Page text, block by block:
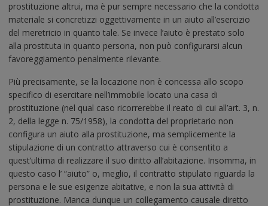
prostituzione altrui, ma è pur sempre necessario che la condotta
materiale si concretizzi oggettivamente in un aiuto all’esercizio
del meretricio in quanto tale. Se invece l’aiuto è prestato solo
alla prostituta in quanto persona, non può configurarsi alcun
favoreggiamento penalmente rilevante.
Più precisamente, se la locazione non è concessa allo scopo
specifico di esercitare nell’immobile locato una casa di
prostituzione (nel qual caso ricorrerebbe il reato di cui all’art. 3, n.
2, della legge n. 75/1958), la condotta del proprietario non
configura un aiuto alla prostituzione, ma semplicemente la
stipulazione di un contratto attraverso cui è consentito a
quest’ultima di realizzare il suo diritto all’abitazione. Insomma, in
questo caso l’ “aiuto” o, meglio, il contratto stipulato riguarda la
persona e le sue esigenze abitative, e non la sua attività di
prostituzione. Manca dunque un collegamento causale diretto